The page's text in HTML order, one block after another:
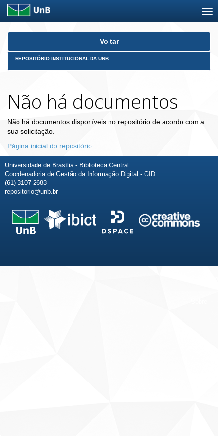
Skip
Voltar
REPOSITÓRIO INSTITUCIONAL DA UNB
Não há documentos
Não há documentos disponíveis no repositório de acordo com a
sua solicitação.
Página inicial do repositório
Universidade de Brasília - Biblioteca Central
Coordenadoria de Gestão da Informação Digital - GID
(61) 3107-2683
repositorio@unb.br